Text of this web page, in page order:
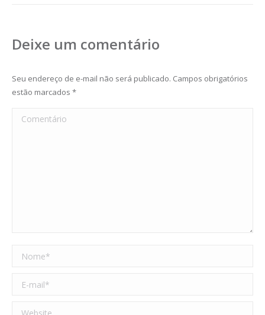
Deixe um comentário
Seu endereço de e-mail não será publicado. Campos obrigatórios
estão marcados *
Comentário
Nome *
E-mail *
Website